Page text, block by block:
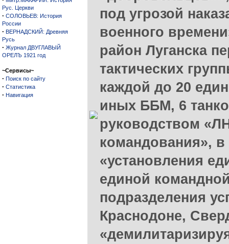
Рус. Церкви
· СОЛОВЬЕВ: История
России
· ВЕРНАДСКИЙ: Древняя
Русь
· Журнал ДВУГЛАВЫЙ
ОРЕЛЪ 1921 год
~Сервисы~
· Поиск по сайту
· Статистика
· Навигация
под угрозой
военного
район Луганска
тактических
каждой до 20
иных ББМ, 6
руководством
командования»,
«установления
единой
подразделения
Краснодоне,